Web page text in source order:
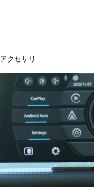
アクセサリ